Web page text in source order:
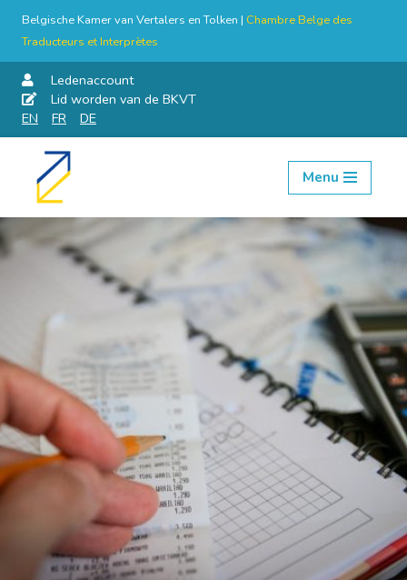
Belgische Kamer van Vertalers en Tolken | Chambre Belge des
Traducteurs et Interprètes
Ledenaccount
Lid worden van de BKVT
EN
FR DE
Skip
Menu